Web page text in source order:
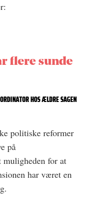
flere sunde
HOS ÆLDRE SAGEN
politiske reformer
på
muligheden for at
har været en